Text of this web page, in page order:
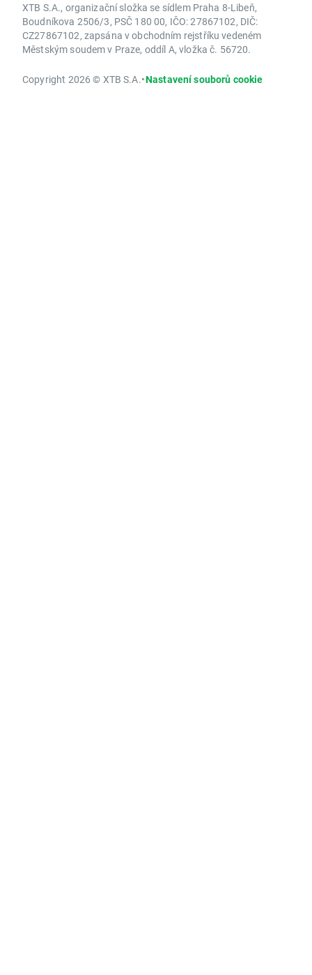
XTB S.A., organizační složka se sídlem Praha 8-Libeň,
Boudníkova 2506/3, PSČ 180 00, IČO: 27867102, DIČ:
CZ27867102, zapsána v obchodním rejstříku vedeném
Městským soudem v Praze, oddíl A, vložka č. 56720.
Copyright 2026 © XTB S.A.•Nastavení souborů cookie